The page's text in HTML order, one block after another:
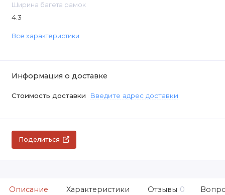
Ширина багета рамок
4.3
Все характеристики
Информация о доставке
Стоимость доставки Введите адрес доставки
Поделиться
Описание Характеристики Отзывы 0